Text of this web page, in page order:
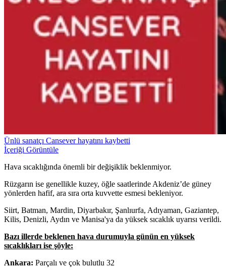
Ünlü sanatçı Cansever hayatını kaybetti
İçeriği Görüntüle
Hava sıcaklığında önemli bir değişiklik beklenmiyor.
Rüzgarın ise genellikle kuzey, öğle saatlerinde Akdeniz’de güney
yönlerden hafif, ara sıra orta kuvvette esmesi bekleniyor.
Siirt, Batman, Mardin, Diyarbakır, Şanlıurfa, Adıyaman, Gaziantep,
Kilis, Denizli, Aydın ve Manisa'ya da yüksek sıcaklık uyarısı verildi.
Bazı illerde beklenen hava durumuyla günün en yüksek
sıcaklıkları ise şöyle:
Ankara: Parçalı ve çok bulutlu 32